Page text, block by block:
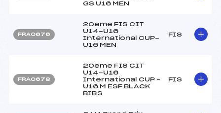
GS U16 MEN
FRA0676
20eme FIS CIT
U14-U16
International CUP-
U16 MEN
FIS
FRA0678
20eme FIS CIT
U14-U16
International CUP –
U16 M ESF BLACK
BIBS
FIS